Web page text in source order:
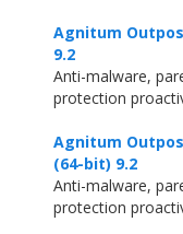
Agnitum
9.2
Anti-malware,
protection
Agnitum
(64-bit) 9.2
Anti-malware,
protection